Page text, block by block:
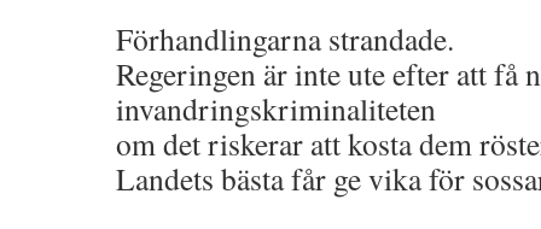
Förhandlingarna strandade.
Regeringen är inte ute efter att få
invandringskriminaliteten
om det riskerar att kosta dem
Landets bästa får ge vika för